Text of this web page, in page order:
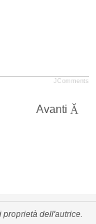
JComments
Avanti
proprietà dell'autrice.